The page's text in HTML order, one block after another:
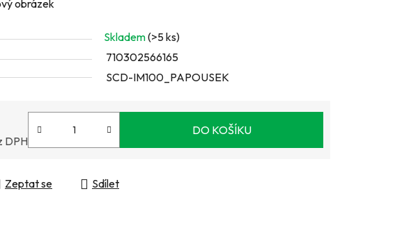
obrázek
Skladem(>5 ks)
710302566165
SCD-IM100_PAPOUSEK
DPH
DO KOŠÍKU
Zeptat se Sdílet